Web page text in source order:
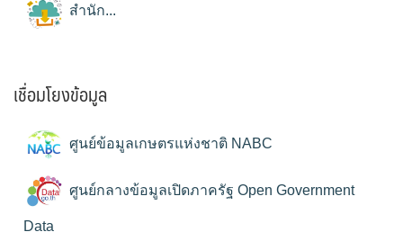
สำนัก...
เชื่อมโยงข้อมูล
ศูนย์ข้อมูลเกษตรแห่งชาติ NABC
ศูนย์กลางข้อมูลเปิดภาครัฐ Open Government
Data